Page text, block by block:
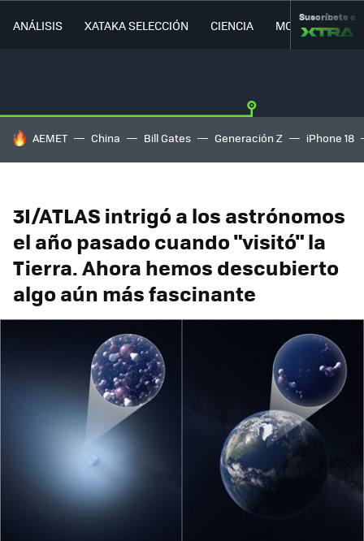
ANÁLISIS XATAKA SELECCIÓN CIENCIA MOVILIDAD
Suscríbete a
HOY SE HABLA DE
AEMET China Bill Gates Generación Z iPhone 18
3I/ATLAS intrigó a los astrónomos
el año pasado cuando "visitó" la
Tierra. Ahora hemos descubierto
algo aún más fascinante